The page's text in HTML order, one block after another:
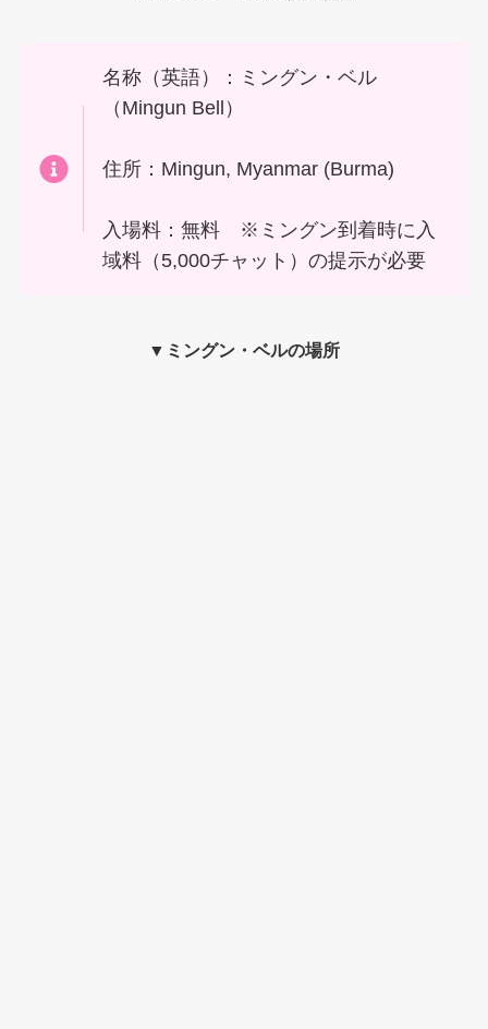
名称（英語）：ミングン・ベル
（Mingun Bell）
住所：Mingun, Myanmar (Burma)
入場料：無料 ※ミングン到着時に入
域料（5,000チャット）の提示が必要
▼ ミングン・ベルの場所